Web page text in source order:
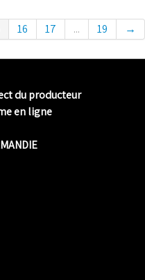
16 17 ... 19 →
du producteur
en ligne